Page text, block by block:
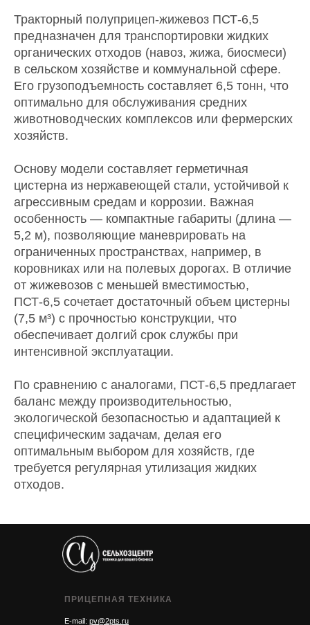
Тракторный полуприцеп-жижевоз ПСТ-6,5
предназначен для транспортировки жидких
органических отходов (навоз, жижа, биосмеси)
в сельском хозяйстве и коммунальной сфере.
Его грузоподъемность составляет 6,5 тонн, что
оптимально для обслуживания средних
животноводческих комплексов или фермерских
хозяйств.
Основу модели составляет герметичная
цистерна из нержавеющей стали, устойчивой к
агрессивным средам и коррозии. Важная
особенность — компактные габариты (длина —
5,2 м), позволяющие маневрировать на
ограниченных пространствах, например, в
коровниках или на полевых дорогах. В отличие
от жижевозов с меньшей вместимостью,
ПСТ-6,5 сочетает достаточный объем цистерны
(7,5 м³) с прочностью конструкции, что
обеспечивает долгий срок службы при
интенсивной эксплуатации.
По сравнению с аналогами, ПСТ-6,5 предлагает
баланс между производительностью,
экологической безопасностью и адаптацией к
специфическим задачам, делая его
оптимальным выбором для хозяйств, где
требуется регулярная утилизация жидких
отходов.
ПРИЦЕПНАЯ ТЕХНИКА
E-mail: pv@2pts.ru